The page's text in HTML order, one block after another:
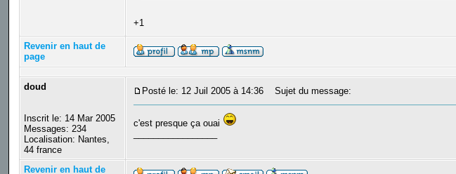
+1
Revenir en haut de
page
doud
Inscrit le: 14 Mar 2005
Messages: 234
Localisation: Nantes,
44 france
Posté le: 12 Juil 2005 à 14:36 Sujet du message:
c'est presque ça ouai
Revenir en haut de